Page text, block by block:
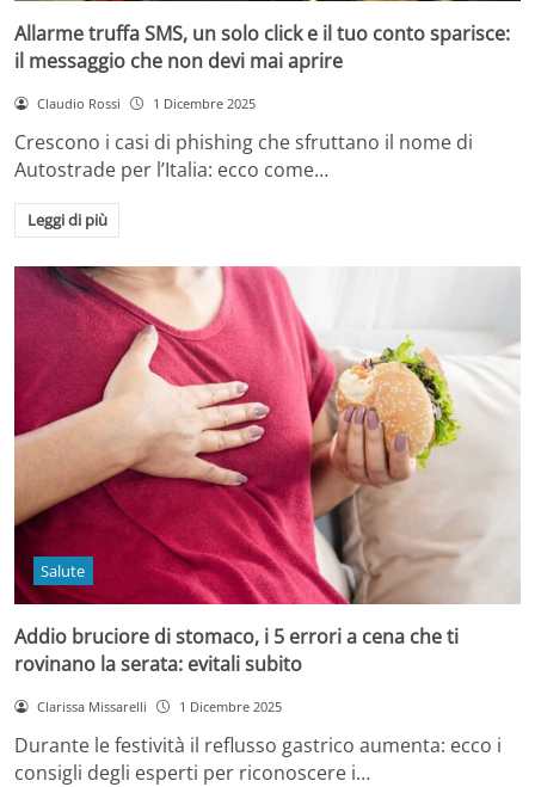
Allarme truffa SMS, un solo click e il tuo conto sparisce:
il messaggio che non devi mai aprire
Claudio Rossi 1 Dicembre 2025
Crescono i casi di phishing che sfruttano il nome di
Autostrade per l’Italia: ecco come…
Leggi di più
Salute
Addio bruciore di stomaco, i 5 errori a cena che ti
rovinano la serata: evitali subito
Clarissa Missarelli 1 Dicembre 2025
Durante le festività il reflusso gastrico aumenta: ecco i
consigli degli esperti per riconoscere i…